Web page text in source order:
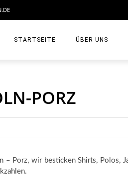
STARTSEITE ÜBER UNS
PORZ
Porz, wir besticken Shirts, Polos,